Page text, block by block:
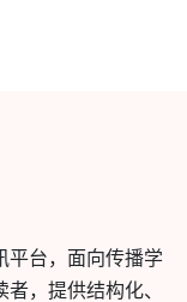
平台，面向传播学
，提供结构化、